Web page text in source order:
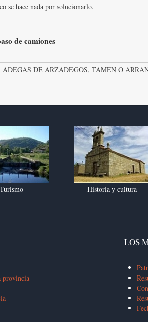
se hace nada por solucionarlo.
de camiones
DE ARZADEGOS, TAMEN O
Turismo Historia y cultura
provincia
LOS